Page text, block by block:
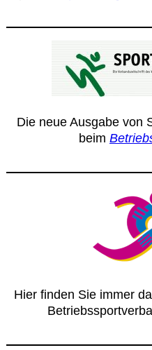
Die neue Ausgabe von
beim
Hier finden Sie immer